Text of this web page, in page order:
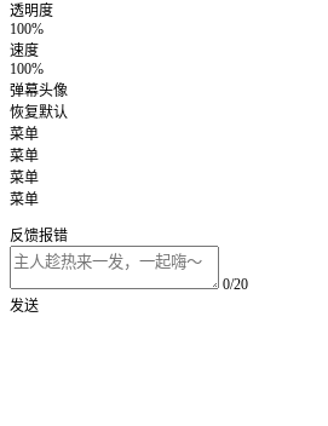
透明度
100%
速度
100%
弹幕头像
恢复默认
菜单
菜单
菜单
菜单
反馈报错
0/20
发送